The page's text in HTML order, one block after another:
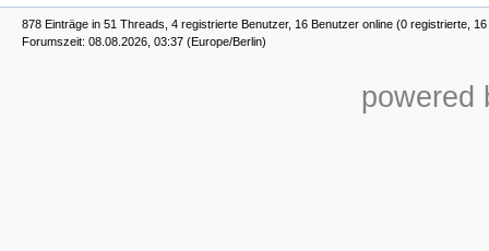
878 Einträge in 51 Threads, 4 registrierte Benutzer, 16 Benutzer online (0 registrierte,
Forumszeit: 08.08.2026, 03:37 (Europe/Berlin)
powered